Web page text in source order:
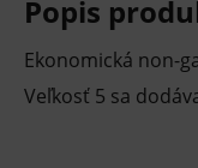
Popis
Ekonomická non-
Veľkosť 5 sa
Vlastnosti a